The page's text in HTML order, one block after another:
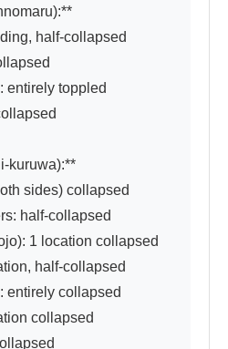
half-collapsed
entirely toppled
kuruwa):**
sides) collapsed
half-collapsed
1 location collapsed
half-collapsed
entirely collapsed
collapsed